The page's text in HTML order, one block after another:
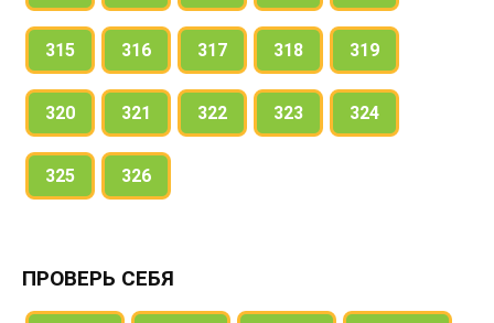
315 316 317 318 319
320 321 322 323 324
325 326
ПРОВЕРЬ СЕБЯ